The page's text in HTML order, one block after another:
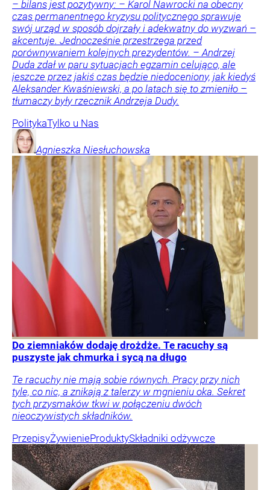
– bilans jest pozytywny: – Karol Nawrocki na obecny
czas permanentnego kryzysu politycznego sprawuje
swój urząd w sposób dojrzały i adekwatny do wyzwań –
akcentuje. Jednocześnie przestrzega przed
porównywaniem kolejnych prezydentów. – Andrzej
Duda zdał w paru sytuacjach egzamin celująco, ale
jeszcze przez jakiś czas będzie niedoceniony, jak kiedyś
Aleksander Kwaśniewski, a po latach się to zmieniło –
tłumaczy były rzecznik Andrzeja Dudy.
PolitykaTylko u Nas
Agnieszka Niesłuchowska
Do ziemniaków dodaję drożdże. Te racuchy są
puszyste jak chmurka i sycą na długo
Te racuchy nie mają sobie równych. Pracy przy nich
tyle, co nic, a znikają z talerzy w mgnieniu oka. Sekret
tych przysmaków tkwi w połączeniu dwóch
nieoczywistych składników.
PrzepisyŻywienieProduktySkładniki odżywcze